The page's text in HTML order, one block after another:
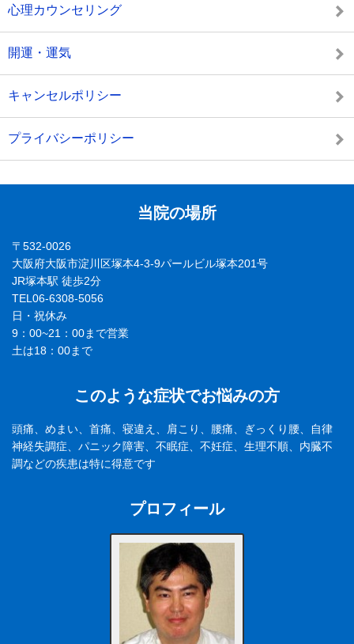
心理カウンセリング
開運・運気
キャンセルポリシー
プライバシーポリシー
当院の場所
〒532-0026
大阪府大阪市淀川区塚本4-3-9パールビル塚本201号
JR塚本駅 徒歩2分
TEL06-6308-5056
日・祝休み
9：00~21：00まで営業
土は18：00まで
このような症状でお悩みの方
頭痛、めまい、首痛、寝違え、肩こり、腰痛、ぎっくり腰、自律
神経失調症、パニック障害、不眠症、不妊症、生理不順、内臓不
調などの疾患は特に得意です
プロフィール